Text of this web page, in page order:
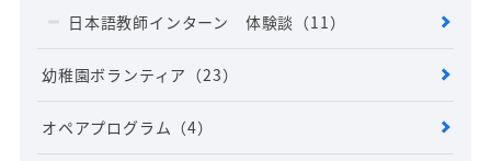
日本語教師インターン 体験談 （11）
幼稚園ボランティア （23）
オペアプログラム （4）